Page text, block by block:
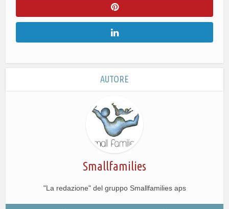
AUTORE
Smallfamilies
"La redazione" del gruppo Smallfamilies aps